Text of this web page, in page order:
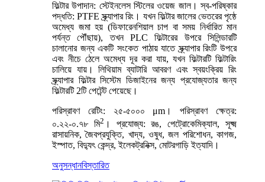
ফিল্টার উপাদান: স্টেইনলেস স্টিলের ওয়েজ জাল। স্ব-পরিষ্কার
পদ্ধতি: PTFE স্ক্র্যাপার রিং। যখন ফিল্টার জালের ভেতরের পৃষ্ঠে
অমেধ্য জমা হয় (ডিফারেনশিয়াল চাপ বা সময় নির্ধারিত মান
পর্যন্ত পৌঁছায়), তখন PLC ফিল্টারের উপরে সিলিন্ডারটি
চালানোর জন্য একটি সংকেত পাঠায় যাতে স্ক্র্যাপার রিংটি উপরে
এবং নীচে ঠেলে অমেধ্য দূর করা যায়, যখন ফিল্টারটি ফিল্টারিং
চালিয়ে যায়। লিথিয়াম ব্যাটারি আবরণ এবং স্বয়ংক্রিয় রিং
স্ক্র্যাপার ফিল্টার সিস্টেম ডিজাইনের জন্য প্রযোজ্যতার জন্য
ফিল্টারটি 2টি পেটেন্ট পেয়েছে।
পরিস্রাবণ রেটিং: ২৫-৫০০০ μm। পরিস্রাবণ ক্ষেত্র:
০.২২-০.৭৮ মি2 । প্রযোজ্য: রঙ, পেট্রোকেমিক্যাল, সূক্ষ্ম
রাসায়নিক, জৈবপ্রযুক্তি, খাদ্য, ওষুধ, জল পরিশোধন, কাগজ,
ইস্পাত, বিদ্যুৎ কেন্দ্র, ইলেকট্রনিক্স, মোটরগাড়ি ইত্যাদি।
অনুসন্ধানবিস্তারিত